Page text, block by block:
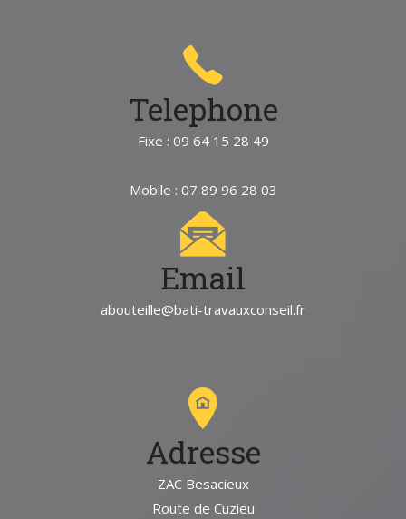
Telephone
Fixe : 09 64 15 28 49
Mobile : 07 89 96 28 03
Email
abouteille@bati-travauxconseil.fr
Adresse
ZAC Besacieux
Route de Cuzieu